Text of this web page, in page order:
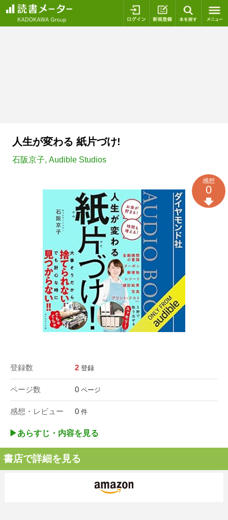
ログイン 新規登録
人生が変わる 紙片づけ!
石阪京子, Audible Studios
登録数 2 登録
ページ数 0 ページ
感想・レビュー 0 件
感想
0
▶︎あらすじ・内容を見る
書店で詳細を見る